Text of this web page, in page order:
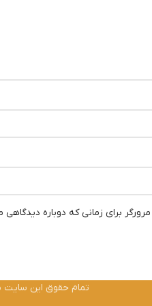
برای زمانی که دوباره
تمام حقوق این سایت